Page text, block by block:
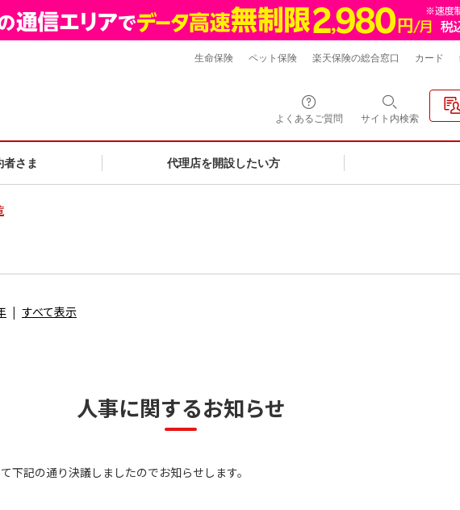
よくあるご質問 サイト内検索
者さま 代理店を開設したい方
生命保険 ペット保険 楽天保険の総合窓口 カード
すべて表示
人事に関するお知らせ
下記の通り決議しましたのでお知らせします。